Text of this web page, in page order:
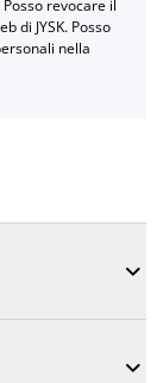
Posso revocare il
di JYSK. Posso
nella

